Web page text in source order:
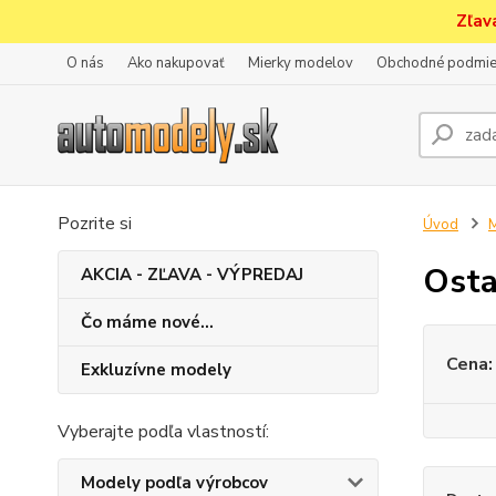
O nás Ako nakupovať Mierky modelov Obchodné
Pozrite si
AKCIA - ZĽAVA - VÝPREDAJ
Čo máme nové...
Exkluzívne modely
Vyberajte podľa vlastností:
Modely podľa výrobcov
Úvod
Cena: